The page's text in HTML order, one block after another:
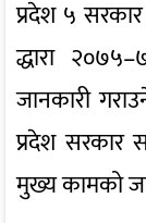
प्रदेश ५ सरकार
द्धारा
जानकारी
प्रदेश सरकार
मुख्य कामको